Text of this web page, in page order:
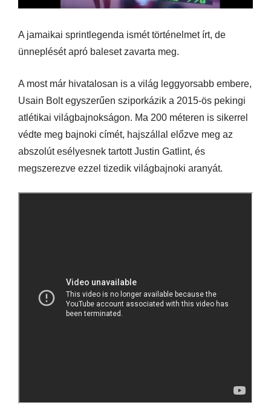
A jamaikai sprintlegenda ismét történelmet írt, de
ünneplését apró baleset zavarta meg.
A most már hivatalosan is a világ leggyorsabb embere,
Usain Bolt egyszerűen sziporkázik a 2015-ös pekingi
atlétikai világbajnokságon. Ma 200 méteren is sikerrel
védte meg bajnoki címét, hajszállal előzve meg az
abszolút esélyesnek tartott Justin Gatlint, és
megszerezve ezzel tizedik világbajnoki aranyát.